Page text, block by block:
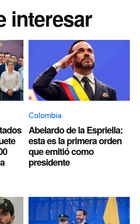
interesar
Colombia
Abelardo de la Espriella:
esta es la primera orden
que emitió como
presidente